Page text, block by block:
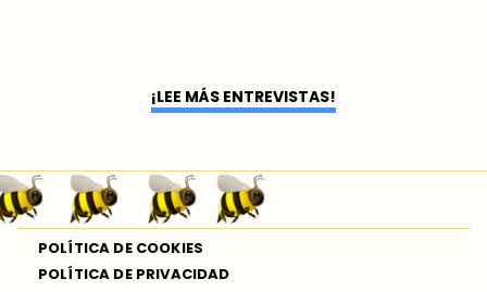
¡LEE MÁS ENTREVISTAS!
POLÍTICA DE COOKIES
POLÍTICA DE PRIVACIDAD